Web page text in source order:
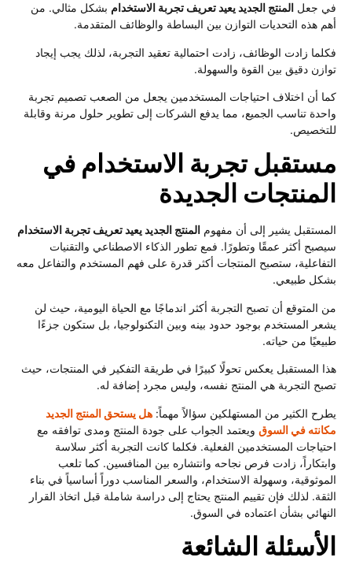
في جعل المنتج الجديد يعيد تعريف تجربة الاستخدام بشكل مثالي. من
أهم هذه التحديات التوازن بين البساطة والوظائف المتقدمة.
فكلما زادت الوظائف، زادت احتمالية تعقيد التجربة، لذلك يجب إيجاد
توازن دقيق بين القوة والسهولة.
كما أن اختلاف احتياجات المستخدمين يجعل من الصعب تصميم تجربة
واحدة تناسب الجميع، مما يدفع الشركات إلى تطوير حلول مرنة وقابلة
للتخصيص.
مستقبل تجربة الاستخدام في
المنتجات الجديدة
المستقبل يشير إلى أن مفهوم المنتج الجديد يعيد تعريف تجربة الاستخدام
سيصبح أكثر عمقًا وتطورًا. فمع تطور الذكاء الاصطناعي والتقنيات
التفاعلية، ستصبح المنتجات أكثر قدرة على فهم المستخدم والتفاعل معه
بشكل طبيعي.
من المتوقع أن تصبح التجربة أكثر اندماجًا مع الحياة اليومية، حيث لن
يشعر المستخدم بوجود حدود بينه وبين التكنولوجيا، بل ستكون جزءًا
طبيعيًا من حياته.
هذا المستقبل يعكس تحولًا كبيرًا في طريقة التفكير في المنتجات، حيث
تصبح التجربة هي المنتج نفسه، وليس مجرد إضافة له.
يطرح الكثير من المستهلكين سؤالاً مهماً: هل يستحق المنتج الجديد
مكانته في السوق ويعتمد الجواب على جودة المنتج ومدى توافقه مع
احتياجات المستخدمين الفعلية. فكلما كانت التجربة أكثر سلاسة
وابتكاراً، زادت فرص نجاحه وانتشاره بين المنافسين. كما تلعب
الموثوقية، وسهولة الاستخدام، والسعر المناسب دوراً أساسياً في بناء
الثقة. لذلك فإن تقييم المنتج يحتاج إلى دراسة شاملة قبل اتخاذ القرار
النهائي بشأن اعتماده في السوق.
الأسئلة الشائعة